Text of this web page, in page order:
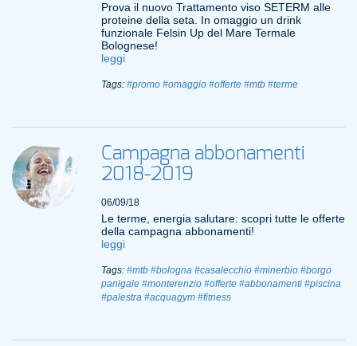
Prova il nuovo Trattamento viso SETERM alle
proteine della seta. In omaggio un drink
funzionale Felsin Up del Mare Termale
Bolognese!
leggi
Tags: #promo #omaggio #offerte #mtb #terme
Campagna abbonamenti
2018-2019
06/09/18
Le terme, energia salutare: scopri tutte le offerte
della campagna abbonamenti!
leggi
Tags: #mtb #bologna #casalecchio #minerbio #borgo
panigale #monterenzio #offerte #abbonamenti #piscina
#palestra #acquagym #fitness